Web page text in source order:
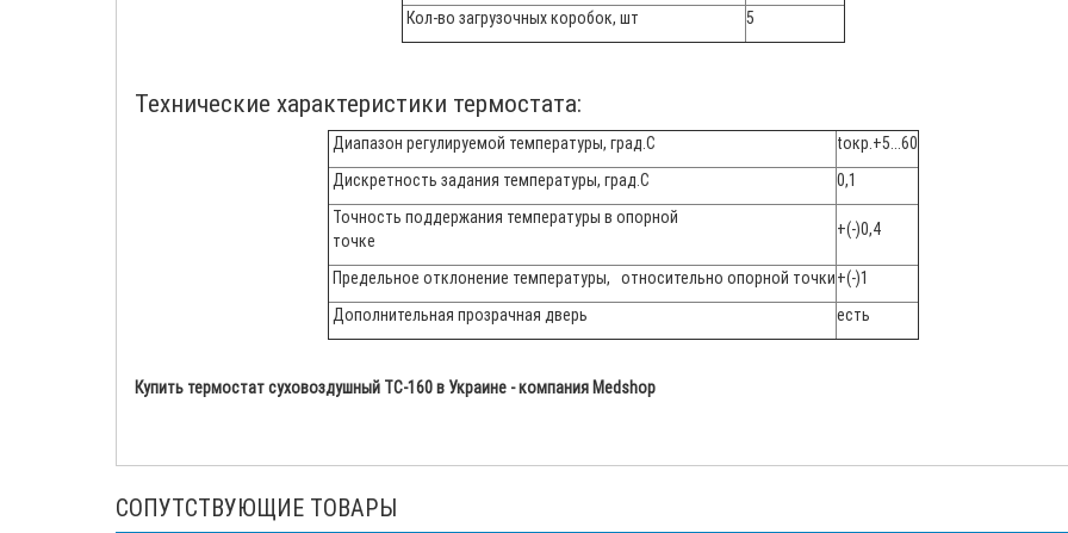
Кол-во загрузочных коробок, шт
5
Технические характеристики термостата:
Диапазон регулируемой температуры, град.С
tокр.+5...60
Дискретность задания температуры, град.С
0,1
Точность поддержания температуры в опорной
точке
+(-)0,4
Предельное отклонение температуры, относительно опорной точки+(-)1
Дополнительная прозрачная дверь
есть
Купить термостат суховоздушный ТС-160 в Украине - компания Medshop
СОПУТСТВУЮЩИЕ ТОВАРЫ